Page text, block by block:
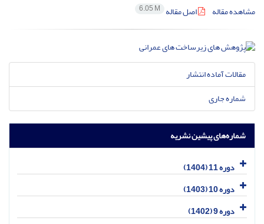
مشاهده مقاله
اصل مقاله 6.05 M
مقالات آماده انتشار
شماره جاری
شماره‌های پیشین نشریه
دوره 11 (1404)
دوره 10 (1403)
دوره 9 (1402)